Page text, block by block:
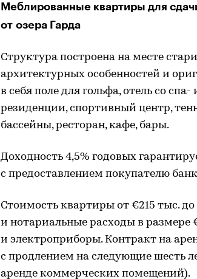
Меблированные квартиры для
от озера Гарда
Структура построена на месте
архитектурных особенностей и
в себя поле для гольфа, отель со
резиденции, спортивный центр,
бассейны, ресторан, кафе, бары.
Доходность 4,5% годовых
с предоставлением покупателю
Стоимость квартиры от €215 тыс.
и нотариальные расходы в размере
и электроприборы. Контракт на
с продлением на следующие шесть
аренде коммерческих помещений).